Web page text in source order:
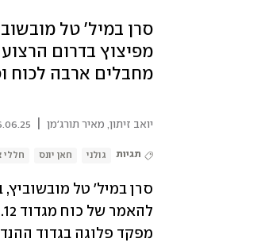
מפיצוץ בדרום
מחבלים ארבה לכוח
יואב זיתון מאיר תורג'מן | 18:47
תגיות גולני חאן יונס חללי
מפקד פלוגה בגדוד ההנדסה 7086 חטיבת